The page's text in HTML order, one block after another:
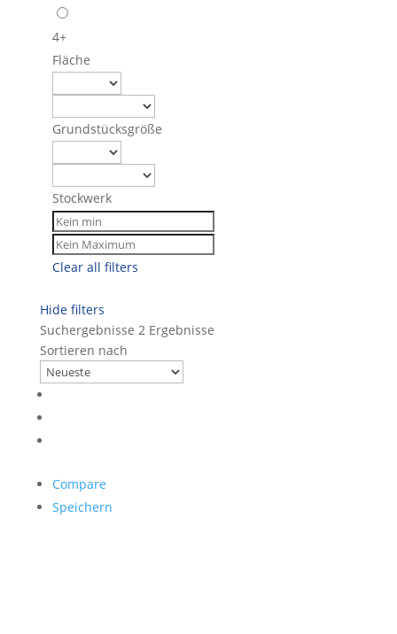
4+
Fläche
Grundstücksgröße
Stockwerk
Clear all filters
Hide filters
Suchergebnisse 2 Ergebnisse
Sortieren nach
Compare
Speichern